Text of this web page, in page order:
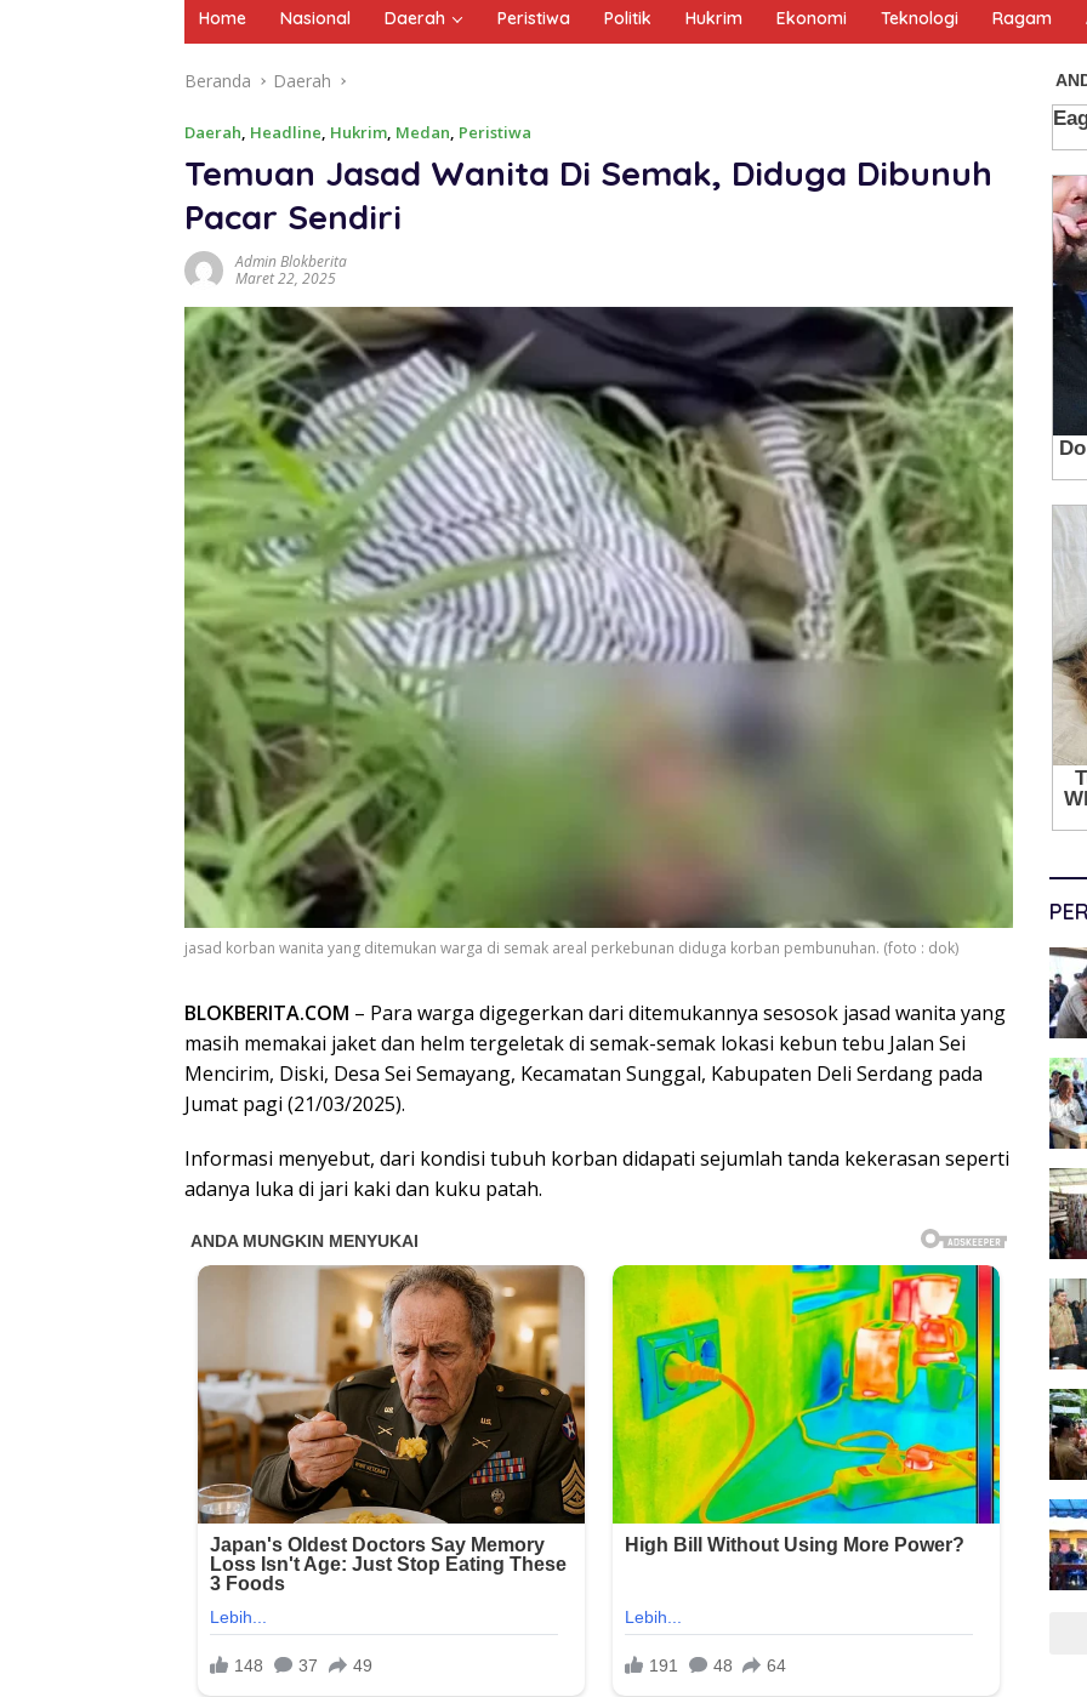
Home Nasional Daerah Peristiwa Politik Hukrim Ekonomi Teknologi Ragam
Beranda Daerah
Daerah Headline Hukrim Medan Peristiwa
Temuan Jasad Wanita Di Semak, Diduga Dibunuh
Pacar Sendiri
Admin Blokberita
Maret 22, 2025
jasad korban wanita yang ditemukan warga di semak areal perkebunan diduga korban pembunuhan. (foto : dok)
BLOKBERITA.COM – Para warga digegerkan dari ditemukannya sesosok jasad wanita yang
masih memakai jaket dan helm tergeletak di semak-semak lokasi kebun tebu Jalan Sei
Mencirim, Diski, Desa Sei Semayang, Kecamatan Sunggal, Kabupaten Deli Serdang pada
Jumat pagi (21/03/2025).
Informasi menyebut, dari kondisi tubuh korban didapati sejumlah tanda kekerasan seperti
adanya luka di jari kaki dan kuku patah.